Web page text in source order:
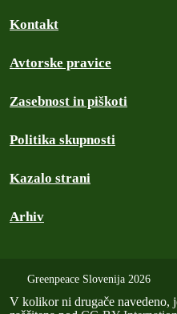
Kontakt
Avtorske pravice
Zasebnost in piškoti
Politika skupnosti
Kazalo strani
Arhiv
Greenpeace Slovenija 2026
V kolikor ni drugače navedeno,